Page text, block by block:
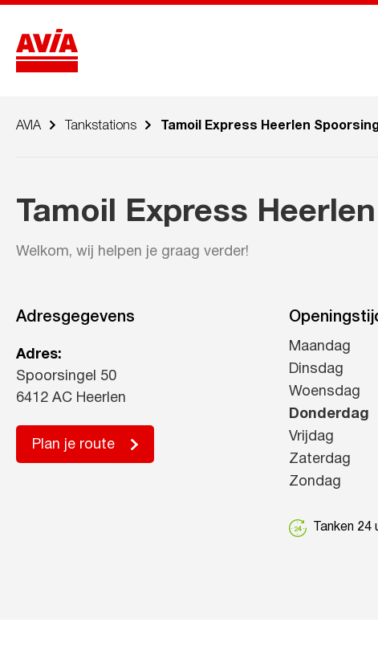
AVIA Tankstations Tamoil Express Heerlen
Tamoil Express
Welkom, wij helpen je graag verder!
Adresgegevens
Adres:
Spoorsingel 50
6412 AC Heerlen
Plan je route
Maandag
Dinsdag
Woensdag
Donderdag
Vrijdag
Zaterdag
Zondag
Tanken